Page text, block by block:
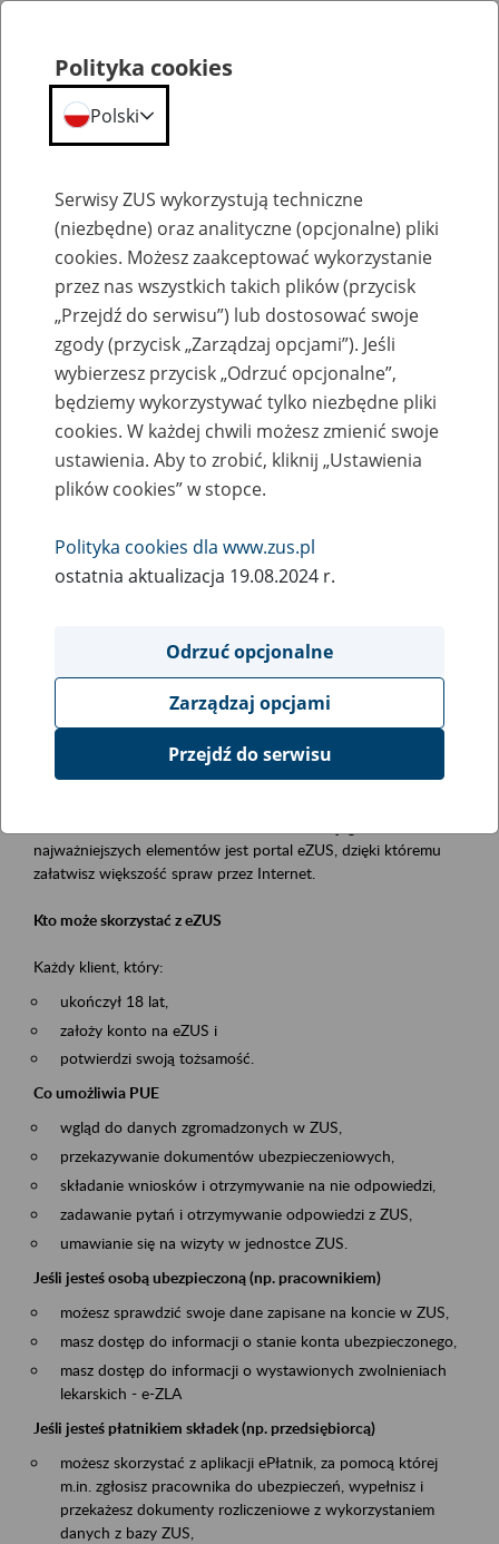
Szkolenia
Zaproś ZUS do siebie - zakładanie profili
eZUS w siedzibie Twojej firmy
Rodzaj wydarzenia
Szkolenia
Obszar merytoryczny
obsługa klientów
Opis wydarzenia
Platforma Usług Elektronicznych ZUS eZUS
najważniejszych elementów jest portal eZUS, dzięki któremu
załatwisz większość spraw przez Internet.
Kto może skorzystać z eZUS
Każdy klient, który:
ukończył 18 lat,
założy konto na eZUS i
potwierdzi swoją tożsamość.
Co umożliwia PUE
wgląd do danych zgromadzonych w ZUS,
przekazywanie dokumentów ubezpieczeniowych,
składanie wniosków i otrzymywanie na nie odpowiedzi,
zadawanie pytań i otrzymywanie odpowiedzi z ZUS,
umawianie się na wizyty w jednostce ZUS.
Jeśli jesteś osobą ubezpieczoną (np. pracownikiem)
możesz sprawdzić swoje dane zapisane na koncie w ZUS,
masz dostęp do informacji o stanie konta ubezpieczonego,
masz dostęp do informacji o wystawionych zwolnieniach
lekarskich - e-ZLA
Jeśli jesteś płatnikiem składek (np. przedsiębiorcą)
możesz skorzystać z aplikacji ePłatnik, za pomocą której
m.in. zgłosisz pracownika do ubezpieczeń, wypełnisz i
przekażesz dokumenty rozliczeniowe z wykorzystaniem
danych z bazy ZUS,
Polityka cookies
Polski
Serwisy ZUS wykorzystują techniczne
(niezbędne) oraz analityczne (opcjonalne) pliki
cookies. Możesz zaakceptować wykorzystanie
przez nas wszystkich takich plików (przycisk
„Przejdź do serwisu”) lub dostosować swoje
zgody (przycisk „Zarządzaj opcjami”). Jeśli
wybierzesz przycisk „Odrzuć opcjonalne”,
będziemy wykorzystywać tylko niezbędne pliki
cookies. W każdej chwili możesz zmienić swoje
ustawienia. Aby to zrobić, kliknij „Ustawienia
plików cookies” w stopce.
Polityka cookies dla www.zus.pl
ostatnia aktualizacja 19.08.2024 r.
Odrzuć opcjonalne
Zarządzaj opcjami
Przejdź do serwisu